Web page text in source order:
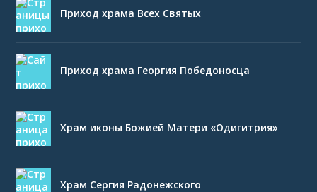
Приход храма Всех Святых
Приход храма Георгия Победоносца
Храм иконы Божией Матери «Одигитрия»
Храм Сергия Радонежского